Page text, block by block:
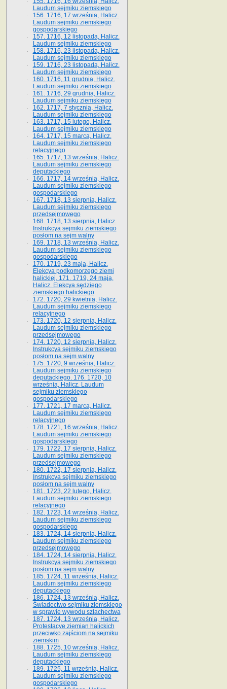
Laudum sejmiku ziemskiego
156. 1716, 17 września, Halicz.
Laudum sejmiku ziemskiego
gospodarskiego
157. 1716, 12 listopada, Halicz.
Laudum sejmiku ziemskiego
158. 1716, 23 listopada, Halicz.
Laudum sejmiku ziemskiego
159. 1716, 23 listopada, Halicz.
Laudum sejmiku ziemskiego
160. 1716, 11 grudnia, Halicz.
Laudum sejmiku ziemskiego
161. 1716, 29 grudnia, Halicz.
Laudum sejmiku ziemskiego
162. 1717, 7 stycznia, Halicz.
Laudum sejmiku ziemskiego
163. 1717, 15 lutego, Halicz.
Laudum sejmiku ziemskiego
164. 1717, 15 marca, Halicz.
Laudum sejmiku ziemskiego
relacyjnego
165. 1717, 13 września, Halicz.
Laudum sejmiku ziemskiego
deputackiego
166. 1717, 14 września, Halicz.
Laudum sejmiku ziemskiego
gospodarskiego
167. 1718, 13 sierpnia, Halicz.
Laudum sejmiku ziemskiego
przedsejmowego
168. 1718, 13 sierpnia, Halicz.
Instrukcya sejmiku ziemskiego
posłom na sejm walny
169. 1718, 13 września, Halicz.
Laudum sejmiku ziemskiego
gospodarskiego
170. 1719, 23 maja, Halicz.
Elekcya podkomorzego ziemi
halickiej. 171. 1719, 24 maja,
Halicz. Elekcya sędziego
ziemskiego halickiego
172. 1720, 29 kwietnia, Halicz.
Laudum sejmiku ziemskiego
relacyjnego
173. 1720, 12 sierpnia, Halicz.
Laudum sejmiku ziemskiego
przedsejmowego
174. 1720, 12 sierpnia, Halicz.
Instrukcya sejmiku ziemskiego
posłom na sejm walny
175. 1720, 9 września, Halicz.
Laudum sejmiku ziemskiego
deputackiego. 176. 1720, 10
września, Halicz. Laudum
sejmiku ziemskiego
gospodarskiego
177. 1721, 17 marca, Halicz.
Laudum sejmiku ziemskiego
relacyjnego
178. 1721, 16 września, Halicz.
Laudum sejmiku ziemskiego
gospodarskiego
179. 1722, 17 sierpnia, Halicz.
Laudum sejmiku ziemskiego
przedsejmowego
180. 1722, 17 sierpnia, Halicz.
Instrukcya sejmiku ziemskiego
posłom na sejm walny
181. 1723, 22 lutego, Halicz.
Laudum sejmiku ziemskiego
relacyjnego
182. 1723, 14 września, Halicz.
Laudum sejmiku ziemskiego
gospodarskiego
183. 1724, 14 sierpnia, Halicz.
Laudum sejmiku ziemskiego
przedsejmowego
184. 1724, 14 sierpnia, Halicz.
Instrukcya sejmiku ziemskiego
posłom na sejm walny
185. 1724, 11 września, Halicz.
Laudum sejmiku ziemskiego
deputackiego
186. 1724, 13 września, Halicz.
Świadectwo sejmiku ziemskiego
w sprawie wywodu szlachectwa
187. 1724, 13 września, Halicz.
Protestacye ziemian halickich
przeciwko zajściom na sejmiku
ziemskim
188. 1725, 10 września, Halicz.
Laudum sejmiku ziemskiego
deputackiego
189. 1725, 11 września, Halicz.
Laudum sejmiku ziemskiego
gospodarskiego